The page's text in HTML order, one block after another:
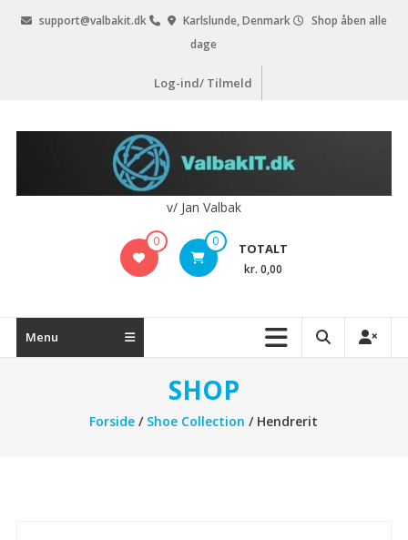
support@valbakit.dk Karlslunde, Denmark
Shop åben alle
dage
Log-ind/ Tilmeld
v/ Jan Valbak
0 0 TOTALT
kr. 0,00
Menu
SHOP
Forside / Shoe Collection / Hendrerit